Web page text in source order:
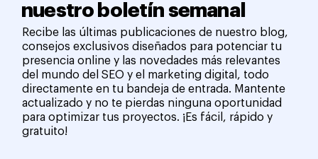
nuestro boletín semanal
Recibe las últimas publicaciones de nuestro blog,
consejos exclusivos diseñados para potenciar tu
presencia online y las novedades más relevantes
del mundo del SEO y el marketing digital, todo
directamente en tu bandeja de entrada. Mantente
actualizado y no te pierdas ninguna oportunidad
para optimizar tus proyectos. ¡Es fácil, rápido y
gratuito!